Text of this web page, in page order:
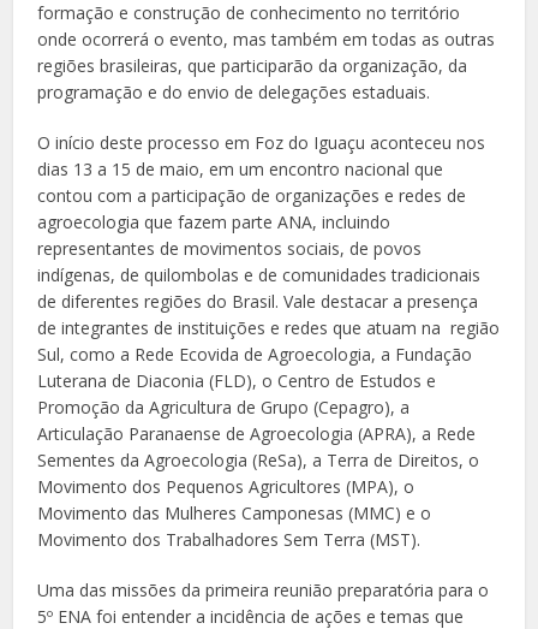
formação e construção de conhecimento no território
onde ocorrerá o evento, mas também em todas as outras
regiões brasileiras, que participarão da organização, da
programação e do envio de delegações estaduais.
O início deste processo em Foz do Iguaçu aconteceu nos
dias 13 a 15 de maio, em um encontro nacional que
contou com a participação de organizações e redes de
agroecologia que fazem parte ANA, incluindo
representantes de movimentos sociais, de povos
indígenas, de quilombolas e de comunidades tradicionais
de diferentes regiões do Brasil. Vale destacar a presença
de integrantes de instituições e redes que atuam na região
Sul, como a Rede Ecovida de Agroecologia, a Fundação
Luterana de Diaconia (FLD), o Centro de Estudos e
Promoção da Agricultura de Grupo (Cepagro), a
Articulação Paranaense de Agroecologia (APRA), a Rede
Sementes da Agroecologia (ReSa), a Terra de Direitos, o
Movimento dos Pequenos Agricultores (MPA), o
Movimento das Mulheres Camponesas (MMC) e o
Movimento dos Trabalhadores Sem Terra (MST).
Uma das missões da primeira reunião preparatória para o
5º ENA foi entender a incidência de ações e temas que